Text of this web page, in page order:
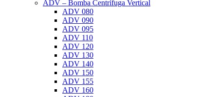
ADV – Bomba Centrífuga Vertical
ADV 080
ADV 090
ADV 095
ADV 110
ADV 120
ADV 130
ADV 140
ADV 150
ADV 155
ADV 160